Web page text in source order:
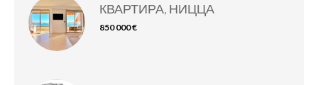
КВАРТИРА, НИЦЦА
850 000 €